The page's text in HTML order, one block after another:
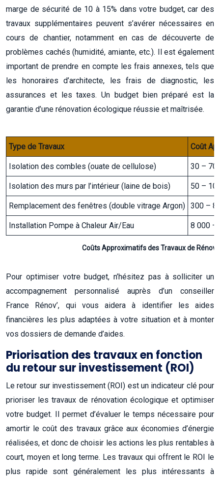
marge de sécurité de 10 à 15% dans votre budget, car des
travaux supplémentaires peuvent s’avérer nécessaires en
cours de chantier, notamment en cas de découverte de
problèmes cachés (humidité, amiante, etc.). Il est également
important de prendre en compte les frais annexes, tels que
les honoraires d’architecte, les frais de diagnostic, les
assurances et les taxes. Un budget bien préparé est la
garantie d’une rénovation écologique réussie et maîtrisée.
Coûts Approximatifs des Travaux de
Type de Travaux Coût
Isolation des combles (ouate de cellulose) 30 – 70
Isolation des murs par l’intérieur (laine de bois) 50 –
Remplacement des fenêtres (double vitrage Argon) 300 –
Installation Pompe à Chaleur Air/Eau 8 000 –
Pour optimiser votre budget, n’hésitez pas à solliciter un
accompagnement personnalisé auprès d’un conseiller
France Rénov’, qui vous aidera à identifier les aides
financières les plus adaptées à votre situation et à monter
vos dossiers de demande d’aides.
Priorisation des travaux en fonction
du retour sur investissement (ROI)
Le retour sur investissement (ROI) est un indicateur clé pour
prioriser les travaux de rénovation écologique et optimiser
votre budget. Il permet d’évaluer le temps nécessaire pour
amortir le coût des travaux grâce aux économies d’énergie
réalisées, et donc de choisir les actions les plus rentables à
court, moyen et long terme. Les travaux qui offrent le ROI le
plus rapide sont généralement les plus intéressants à